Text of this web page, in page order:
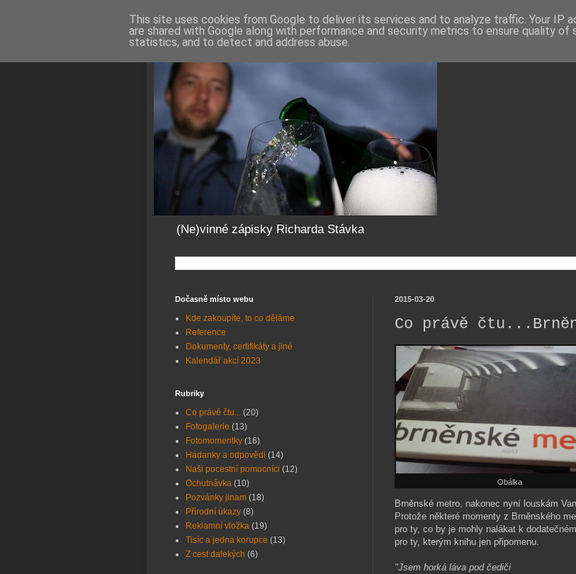
(Ne)vinné zápisky Richarda Stávka
2015-03-20
Co právě
Obálka
Brněnské metro, nakonec nyní louskám
Protože některé momenty z Brněnského
pro ty, co by je mohly nalákat k
pro ty, kterým knihu jen připomenu.
"Jsem horká láva pod čediči
Dočasně místo webu
Kde zakoupíte, to co děláme
Reference
Dokumenty, certifikáty a jiné
Kalendář akcí 2023
Rubriky
Co právě čtu... (20)
Fotogalerie (13)
Fotomomentky (16)
Hádanky a odpovědi (14)
Naši pocestní pomocníci (12)
Ochutnávka (10)
Pozvánky jinam (18)
Přírodní úkazy (8)
Reklamní vložka (19)
Tisíc a jedna korupce (13)
Z cest dalekých (6)
This site uses cookies from Google to deliver its services and to analyze traffic. Your IP
are shared with Google along with performance and security metrics to ensure quality of
statistics, and to detect and address abuse.